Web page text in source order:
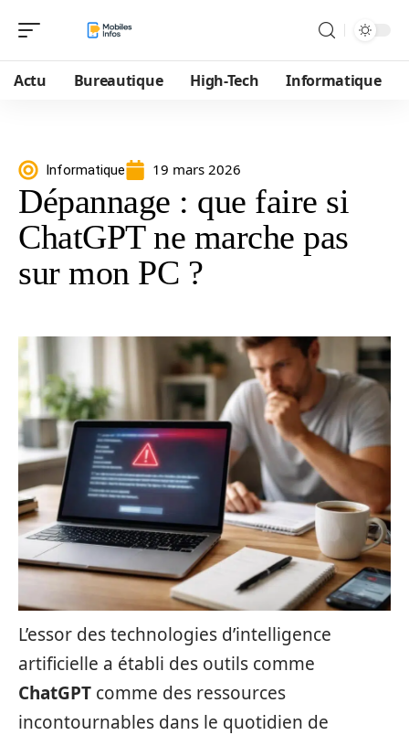
Actu Bureautique High-Tech Informatique
Informatique 19 mars 2026
Dépannage : que faire si
ChatGPT ne marche pas
sur mon PC ?
L’essor des technologies d’intelligence
artificielle a établi des outils comme
ChatGPT comme des ressources
incontournables dans le quotidien de